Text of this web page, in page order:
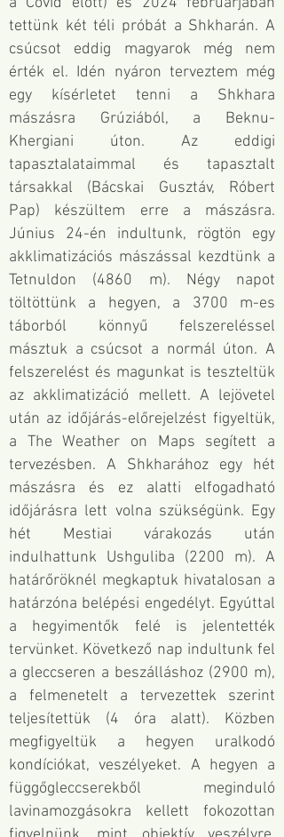
tettünk két téli próbát a Shkharán. A
csúcsot eddig magyarok még nem
érték el. Idén nyáron terveztem még
egy kísérletet tenni a Shkhara
mászásra Grúziából, a Beknu-
Khergiani úton. Az eddigi
tapasztalataimmal és tapasztalt
társakkal (Bácskai Gusztáv, Róbert
Pap) készültem erre a mászásra.
Június 24-én indultunk, rögtön egy
akklimatizációs mászással kezdtünk a
Tetnuldon (4860 m). Négy napot
töltöttünk a hegyen, a 3700 m-es
táborból könnyű felszereléssel
másztuk a csúcsot a normál úton. A
felszerelést és magunkat is teszteltük
az akklimatizáció mellett. A lejövetel
után az időjárás-előrejelzést figyeltük,
a The Weather on Maps segített a
tervezésben. A Shkharához egy hét
mászásra és ez alatti elfogadható
időjárásra lett volna szükségünk. Egy
hét Mestiai várakozás után
indulhattunk Ushguliba (2200 m). A
határőröknél megkaptuk hivatalosan a
határzóna belépési engedélyt. Egyúttal
a hegyimentők felé is jelentették
tervünket. Következő nap indultunk fel
a gleccseren a beszálláshoz (2900 m),
a felmenetelt a tervezettek szerint
teljesítettük (4 óra alatt). Közben
megfigyeltük a hegyen uralkodó
kondíciókat, veszélyeket. A hegyen a
függőgleccserekből meginduló
lavinamozgásokra kellett fokozottan